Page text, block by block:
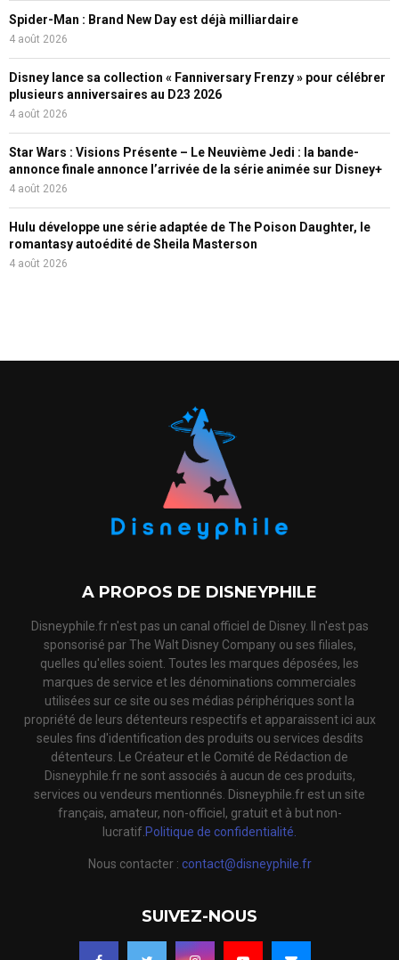
Spider-Man : Brand New Day est déjà milliardaire
4 août 2026
Disney lance sa collection « Fanniversary Frenzy » pour célébrer
plusieurs anniversaires au D23 2026
4 août 2026
Star Wars : Visions Présente – Le Neuvième Jedi : la bande-
annonce finale annonce l’arrivée de la série animée sur Disney+
4 août 2026
Hulu développe une série adaptée de The Poison Daughter, le
romantasy autoédité de Sheila Masterson
4 août 2026
A PROPOS DE DISNEYPHILE
Disneyphile.fr n'est pas un canal officiel de Disney. Il n'est pas
sponsorisé par The Walt Disney Company ou ses filiales,
quelles qu'elles soient. Toutes les marques déposées, les
marques de service et les dénominations commerciales
utilisées sur ce site ou ses médias périphériques sont la
propriété de leurs détenteurs respectifs et apparaissent ici aux
seules fins d'identification des produits ou services desdits
détenteurs. Le Créateur et le Comité de Rédaction de
Disneyphile.fr ne sont associés à aucun de ces produits,
services ou vendeurs mentionnés. Disneyphile.fr est un site
français, amateur, non-officiel, gratuit et à but non-
lucratif. Politique de confidentialité.
Nous contacter : contact@disneyphile.fr
SUIVEZ-NOUS